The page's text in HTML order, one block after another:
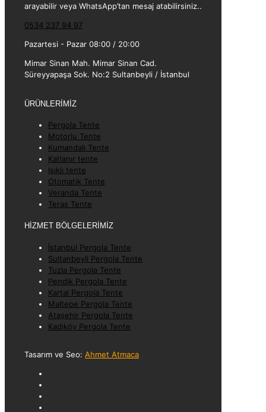
arayabilir veya WhatsApp’tan mesaj atabilirsiniz..
0534 237 94 97
Pazartesi - Pazar 08:00 / 20:00
Mimar Sinan Mah. Mimar Sinan Cad.
Süreyyapaşa Sok. No:2 Sultanbeyli / İstanbul
ÜRÜNLERİMİZ
Pergola Tente
Motorlu Tente
Kumandalı Tente
Katlanır tente
Işıklı tente
Otomatik Tente
Veranda Tente
Teras Tente
HİZMET BÖLGELERİMİZ
İstanbul Pergola Tente
Sultanbeyli Pergola Tente
Tuzla Pergola Tente
Pendik Pergola Tente
Kartal Pergola Tente
Maltepe Pergola Tente
Ataşehir Pergola Tente
Kadıköy Pergola Tente
Tasarım ve Seo: Ahmet Atmaca